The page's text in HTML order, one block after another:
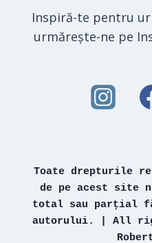
Inspiră-te pentru
urmărește-ne pe
Toate drepturile
de pe acest site
total sau parțial
autorului. | All